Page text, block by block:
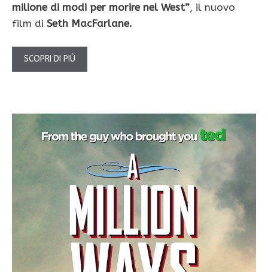
milione di modi per morire nel West”, il nuovo
film di Seth MacFarlane.
SCOPRI DI PIÙ